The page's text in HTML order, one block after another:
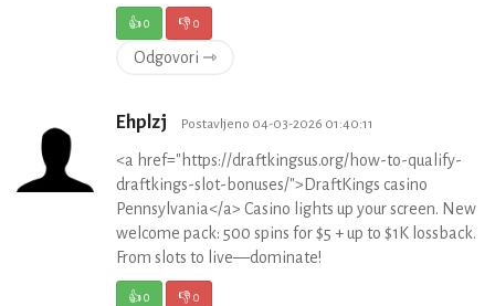
👍0 👎0
Odgovori ⇾
Ehplzj Postavljeno 04-03-2026 01:40:11
<a href="https://draftkingsus.org/how-to-qualify-
draftkings-slot-bonuses/">DraftKings casino
Pennsylvania</a> Casino lights up your screen. New
welcome pack: 500 spins for $5 + up to $1K lossback.
From slots to live—dominate!
👍0 👎0